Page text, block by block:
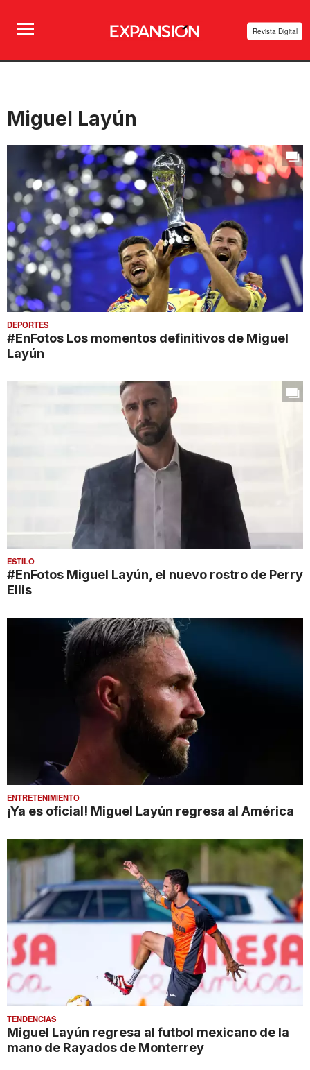
Revista Digital
Miguel Layún
DEPORTES
#EnFotos Los momentos definitivos de Miguel
Layún
ESTILO
#EnFotos Miguel Layún, el nuevo rostro de Perry
Ellis
ENTRETENIMIENTO
¡Ya es oficial! Miguel Layún regresa al América
TENDENCIAS
Miguel Layún regresa al futbol mexicano de la
mano de Rayados de Monterrey